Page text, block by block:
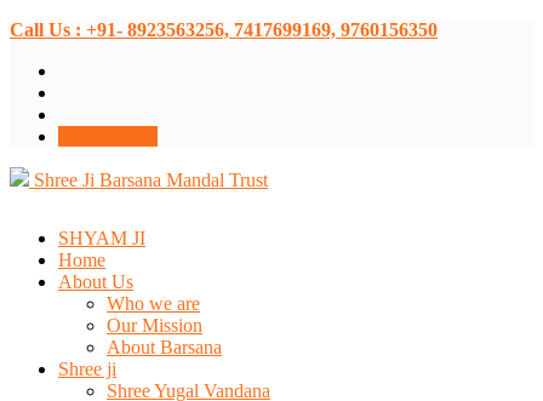
Call Us : +91- 8923563256, 7417699169, 9760156350
Shree Ji Barsana Mandal Trust
SHYAM JI
Home
About Us
Who we are
Our Mission
About Barsana
Shree ji
Shree Yugal Vandana